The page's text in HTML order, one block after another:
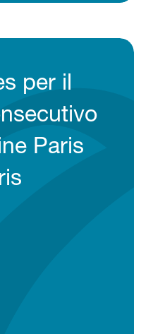
per il
Paris